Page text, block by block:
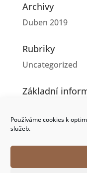
Používáme cookies k
služeb.
Archivy
Duben 2019
Rubriky
Uncategorized
Základní
Zdroj kanálů